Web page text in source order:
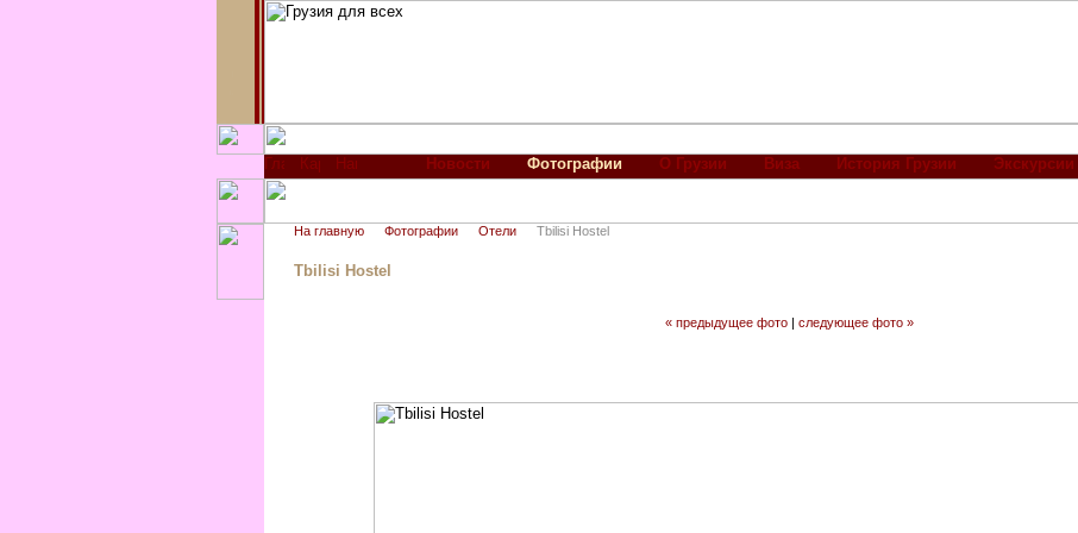
Новости Фотографии О Грузии Виза История Грузии Экскурсии
На главную Фотографии Отели Tbilisi Hostel
Tbilisi Hostel
« предыдущее фото | следующее фото »